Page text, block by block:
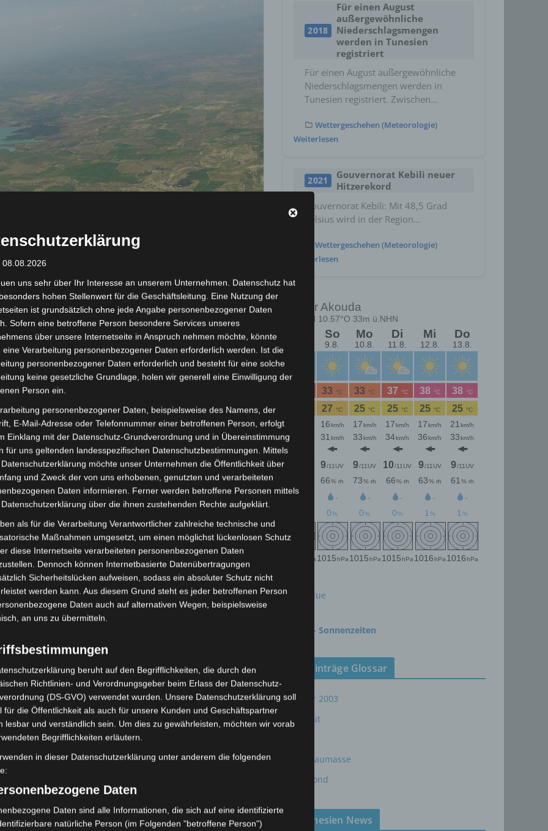
der Wasserversorgung
erweitert
,Staudamm,Stausee,Wasserversorgung
oder sogar
Nach offiziellen Angaben des Ministeriums für
74 Dämme, 230 Talsperren, 894 Bergseen, 5.400
Es werden neue Staudämme gebaut, um die
durch die landwirtschaftliche Bewässerung
als Trinkwasser verwendet, 5% decken den Bedarf der
2019 und im Frühjahr 2019 sind die Wasserreserven der
sind zu rund 75% gefüllt. (Siehe auch:Füllstände der
Wasserreserven des Landes in diesem Jahr völlig
in der Wasserversorgung wie in den Jahren
darauf nicht ausruhen. Deshalb sind weitere sieben neue
soll, um die Trinkwasserversorgung der Regionen
Limited, Gordon House, Barrow Street, Dublin, D04 E5W5,
Es werden seitens Google Adsense personenbezogene Daten
genau entnehmen Sie bitte den Datenschutzbedingungen.
ist deaktiviert.
Datenschutzbedingungen
ist Gafsa, wo Probleme vor allem in den Delegationen
Der Mangel an Trinkwasser sei auf die mangelnde
die in dem betreffenden Gouvernorat in Angriff genommen
2018
Für einen August
außergewöhnliche
Niederschlagsmengen
werden in Tunesien
registriert
Für einen August außergewöhnliche
Niederschlagsmengen werden in
Tunesien registriert. Zwischen…
Wettergeschehen (Meteorologie)
Weiterlesen
2021
Gouvernorat Kebili neuer
Hitzerekord
Gouvernorat Kebili: Mit 48,5 Grad
Celsius wird in der Region…
Wettergeschehen (Meteorologie)
Weiterlesen
meteoblue
time.is - Sonnenzeiten
Neueinträge Glossar
Sommer 2003
Sturmflut
24P/Schaumasse
Wolfsmond
Tunesien News
08.08.2026
uns sehr über Ihr Interesse an unserem Unternehmen. Datenschutz hat
hohen Stellenwert für die Geschäftsleitung. Eine Nutzung der
ist grundsätzlich ohne jede Angabe personenbezogener Daten
Sofern eine betroffene Person besondere Services unseres
über unsere Internetseite in Anspruch nehmen möchte, könnte
eine Verarbeitung personenbezogener Daten erforderlich werden. Ist die
personenbezogener Daten erforderlich und besteht für eine solche
keine gesetzliche Grundlage, holen wir generell eine Einwilligung der
Person ein.
personenbezogener Daten, beispielsweise des Namens, der
E-Mail-Adresse oder Telefonnummer einer betroffenen Person, erfolgt
Einklang mit der Datenschutz-Grundverordnung und in Übereinstimmung
für uns geltenden landesspezifischen Datenschutzbestimmungen. Mittels
möchte unser Unternehmen die Öffentlichkeit über
und Zweck der von uns erhobenen, genutzten und verarbeiteten
Daten informieren. Ferner werden betroffene Personen mittels
über die ihnen zustehenden Rechte aufgeklärt.
als für die Verarbeitung Verantwortlicher zahlreiche technische und
Maßnahmen umgesetzt, um einen möglichst lückenlosen Schutz
diese Internetseite verarbeiteten personenbezogenen Daten
Dennoch können Internetbasierte Datenübertragungen
Sicherheitslücken aufweisen, sodass ein absoluter Schutz nicht
werden kann. Aus diesem Grund steht es jeder betroffenen Person
Daten auch auf alternativen Wegen, beispielsweise
an uns zu übermitteln.
beruht auf den Begrifflichkeiten, die durch den
Richtlinien- und Verordnungsgeber beim Erlass der Datenschutz-
(DS-GVO) verwendet wurden. Unsere Datenschutzerklärung soll
für die Öffentlichkeit als auch für unsere Kunden und Geschäftspartner
lesbar und verständlich sein. Um dies zu gewährleisten, möchten wir vorab
Begrifflichkeiten erläutern.
in dieser Datenschutzerklärung unter anderem die folgenden
Daten
Daten sind alle Informationen, die sich auf eine identifizierte
natürliche Person (im Folgenden "betroffene Person")